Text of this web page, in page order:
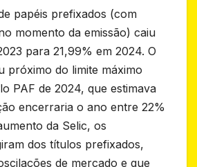
papéis prefixados (com
momento da emissão) caiu
para 21,99% em 2024. O
próximo do limite máximo
PAF de 2024, que estimava
encerraria o ano entre 22%
da Selic, os
dos títulos prefixados,
de mercado e que